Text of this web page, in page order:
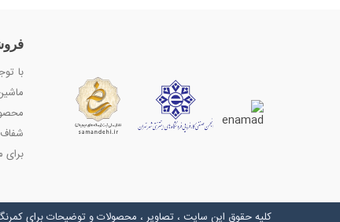
با
برای
کلیه حقوق این سایت ، تصاویر ، محصولات و توضیحات برای